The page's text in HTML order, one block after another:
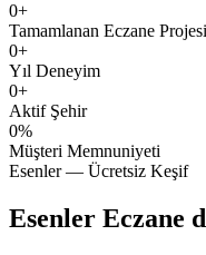
0+
Tamamlanan Eczane Projesi
0+
Yıl Deneyim
0+
Aktif Şehir
0%
Müşteri Memnuniyeti
Esenler — Ücretsiz Keşif
Esenler Eczane